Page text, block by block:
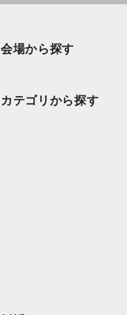
会場から探す
カテゴリから探す